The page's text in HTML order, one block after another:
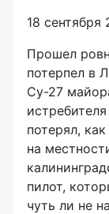
18 сентября
Прошел
потерпел в
Су-27
потерял,
на
пилот,
чуть ли не